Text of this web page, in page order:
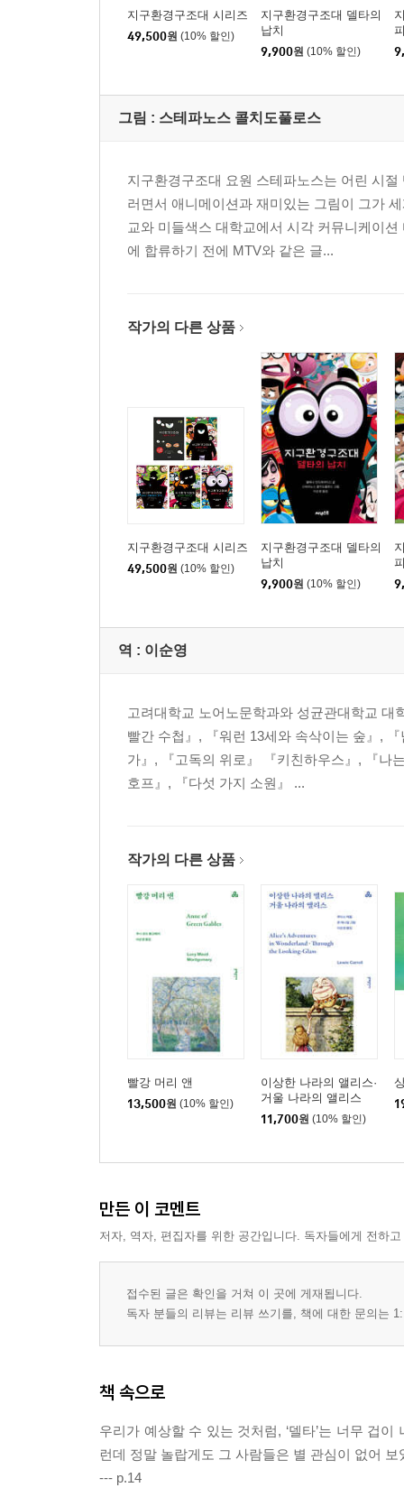
지구환경구조대 시리즈
49,500원 (10% 할인)
지구환경구조대 델타의
납치
9,900원 (10% 할인)
그림 : 스테파노스 콜치도풀로스
지구환경구조대 요원 스테파노스는 어린 시
러면서 애니메이션과 재미있는 그림이 그가
교와 미들색스 대학교에서 시각 커뮤니케이
에 합류하기 전에 MTV와 같은 글...
작가의 다른 상품
지구환경구조대 시리즈
49,500원 (10% 할인)
지구환경구조대 델타의
납치
9,900원 (10% 할인)
역 : 이순영
고려대학교 노어노문학과와 성균관대학교
빨간 수첩』, 『워런 13세와 속삭이는 숲』,
가』, 『고독의 위로』 『키친하우스』, 『나
호프』, 『다섯 가지 소원』 ...
작가의 다른 상품
빨강 머리 앤
13,500원 (10% 할인)
이상한 나라의 앨리스·
거울 나라의 앨리스
11,700원 (10% 할인)
만든 이 코멘트
저자, 역자, 편집자를 위한 공간입니다. 독자들에게 전하
접수된 글은 확인을 거쳐 이 곳에 게재됩니다.
독자 분들의 리뷰는 리뷰 쓰기를, 책에 대한 문의는
책 속으로
우리가 예상할 수 있는 것처럼, ‘델타’는 너무 겁
런데 정말 놀랍게도 그 사람들은 별 관심이 없어
--- p.14